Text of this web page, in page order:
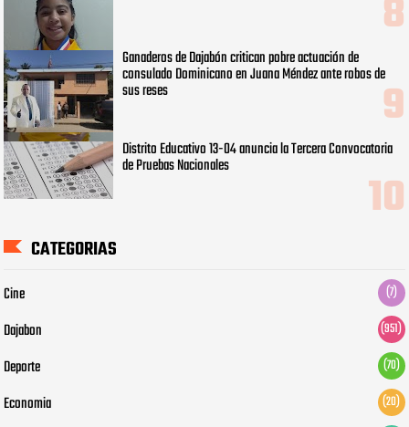
Ganaderos de Dajabón critican pobre actuación de
consulado Dominicano en Juana Méndez ante robos de
sus reses
Distrito Educativo 13-04 anuncia la Tercera Convocatoria
de Pruebas Nacionales
CATEGORIAS
Cine (7)
Dajabon (951)
Deporte (70)
Economia (20)